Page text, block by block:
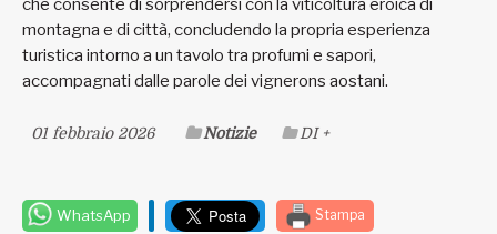
che consente di sorprendersi con la viticoltura eroica di
montagna e di città, concludendo la propria esperienza
turistica intorno a un tavolo tra profumi e sapori,
accompagnati dalle parole dei vignerons aostani.
01 febbraio 2026 Notizie DI +
WhatsApp Stampa